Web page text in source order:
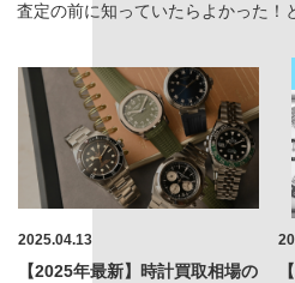
査定の前に知っていたらよかった！
2025.04.13
【2025年最新】時計買取相場の